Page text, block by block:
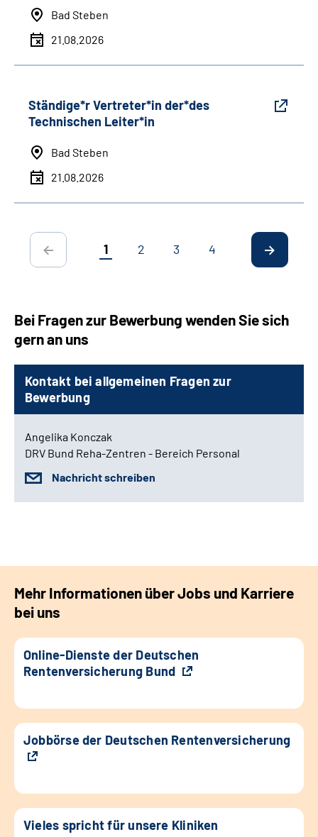
Bad Steben
21.08.2026
Ständige*r Vertreter*in der*des
Technischen Leiter*in
Bad Steben
21.08.2026
1 2 3 4
Bei Fragen zur Bewerbung wenden Sie sich
gern an uns
Kontakt bei allgemeinen Fragen zur
Bewerbung
Angelika Konczak
DRV Bund Reha-Zentren - Bereich Personal
Nachricht schreiben
Mehr Informationen über Jobs und Karriere
bei uns
Online-Dienste der Deutschen
Rentenversicherung Bund
Jobbörse der Deutschen Rentenversicherung
Vieles spricht für unsere Kliniken